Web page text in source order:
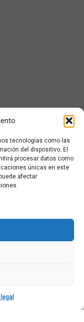
tecnologías como las
del dispositivo. El
procesar datos como
únicas en este
afectar